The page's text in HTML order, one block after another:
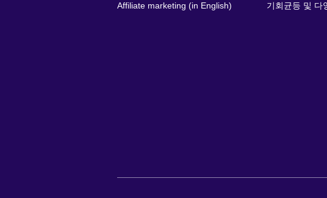
Affiliate marketing (in English)
기회균등 및 다